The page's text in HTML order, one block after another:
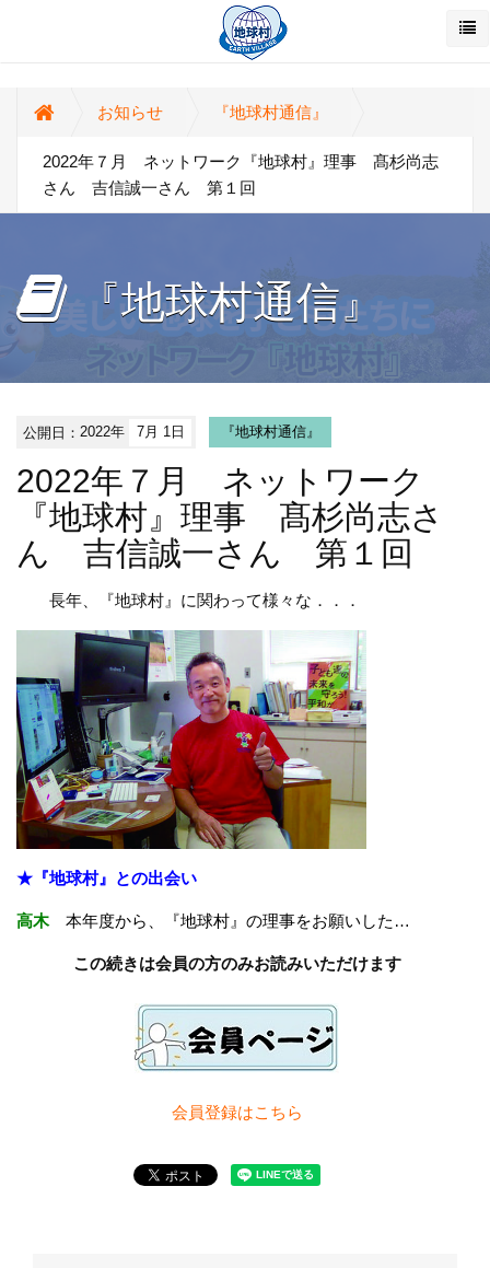
お知らせ 『地球村通信』
2022年７月 ネットワーク『地球村』理事 髙杉尚志
さん 吉信誠一さん 第１回
『地球村通信』
公開日：2022年 7月 1日 『地球村通信』
2022年７月 ネットワーク
『地球村』理事 髙杉尚志さ
ん 吉信誠一さん 第１回
長年、『地球村』に関わって様々な．．．
★『地球村』との出会い
高木 本年度から、『地球村』の理事をお願いした …
この続きは会員の方のみお読みいただけます
会員登録はこちら